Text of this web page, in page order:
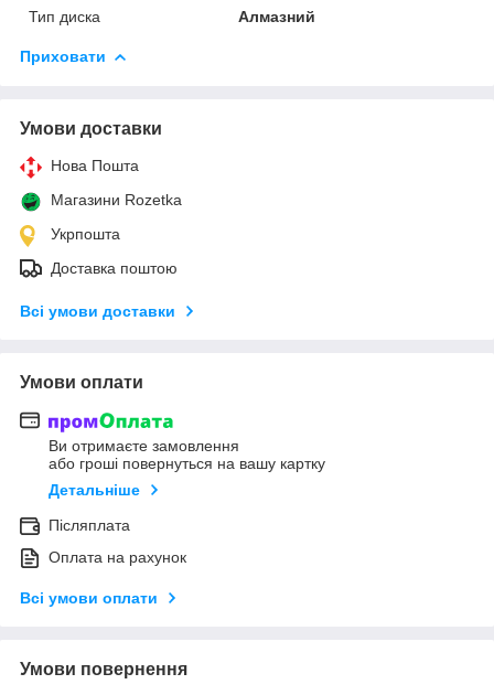
Тип диска
Алмазний
Приховати
Умови доставки
Нова Пошта
Магазини Rozetka
Укрпошта
Доставка поштою
Всі умови доставки
Умови оплати
Ви отримаєте замовлення
або гроші повернуться на вашу картку
Детальніше
Післяплата
Оплата на рахунок
Всі умови оплати
Умови повернення